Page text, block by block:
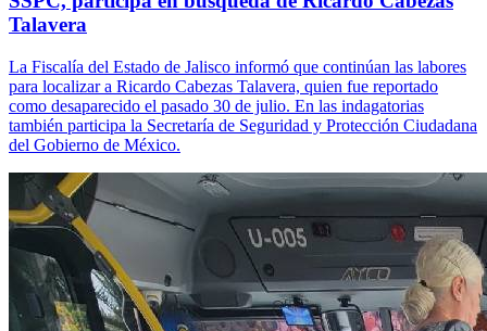
Talavera
La Fiscalía del Estado de Jalisco informó que continúan las labores
para localizar a Ricardo Cabezas Talavera, quien fue reportado
como desaparecido el pasado 30 de julio. En las indagatorias
también participa la Secretaría de Seguridad y Protección Ciudadana
del Gobierno de México.